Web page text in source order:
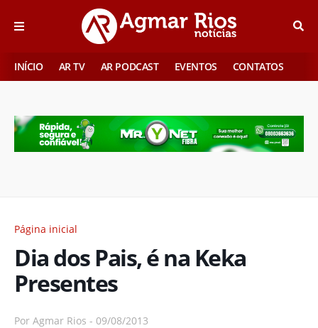
INÍCIO AR TV AR PODCAST EVENTOS CONTATOS
Página inicial
Dia dos Pais, é na Keka
Presentes
Por Agmar Rios - 09/08/2013